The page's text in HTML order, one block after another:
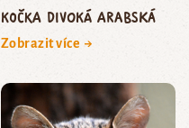
kočka divoká arabská
Zobrazit více →